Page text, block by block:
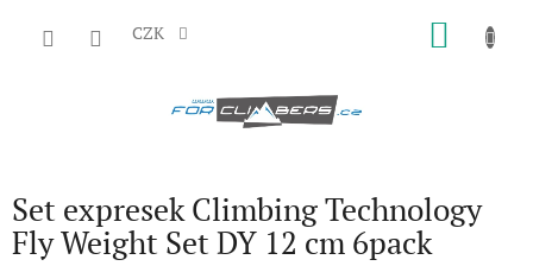
CZK
Set expresek Climbing Technology
Fly Weight Set DY 12 cm 6pack